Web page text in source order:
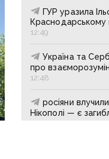
ГУР уразила
Краснодарському
12:49
Україна та
про
12:48
росіяни
Нікополі — є